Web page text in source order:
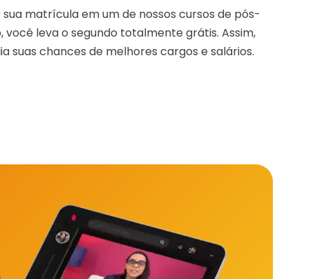
sua matrícula em um de nossos cursos de pós-
você leva o segundo totalmente grátis. Assim,
suas chances de melhores cargos e salários.